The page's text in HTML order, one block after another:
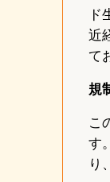
ド
近
て
規
こ
す
り